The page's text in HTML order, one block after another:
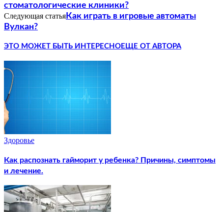
стоматологические клиники?
Следующая статьяКак играть в игровые автоматы
Вулкан?
ЭТО МОЖЕТ БЫТЬ ИНТЕРЕСНО ЕЩЕ ОТ АВТОРА
Здоровье
Как распознать гайморит у ребенка? Причины, симптомы
и лечение.